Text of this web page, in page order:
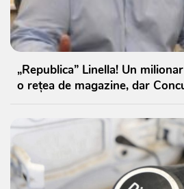
„Republica” Linella! Un
o rețea de magazine, dar